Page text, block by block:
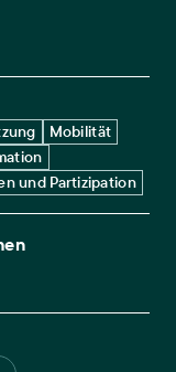
Mobilität
und Partizipation